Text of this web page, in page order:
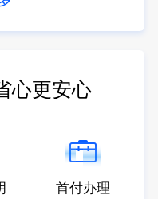
心更安心
首付办理